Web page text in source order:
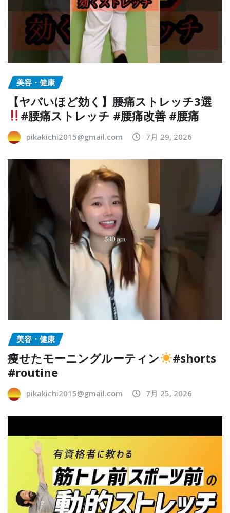
美容・健康
【ヤバいほど効く】腰痛ストレッチ3選
#腰痛ストレッチ #腰痛改善 #腰痛
pikakichi2015@gmail.com 7月 29, 2026
美容・健康
痩せたモーニングルーティン
#shorts
#routine
pikakichi2015@gmail.com 7月 25, 2026